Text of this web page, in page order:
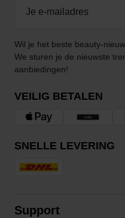
Wil je het beste beauty-
We sturen je de nieuwste
aanbiedingen!
VEILIG BETALEN
SNELLE LEVERING
Support